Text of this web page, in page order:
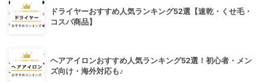
ドライヤーおすすめ人気ランキング52選【速乾・くせ毛・
コスパ商品】
ヘアアイロンおすすめ人気ランキング52選！初心者・メン
ズ向け・海外対応も♪